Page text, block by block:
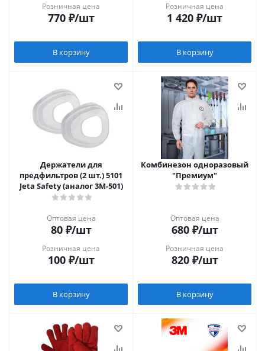
Розничная цена
770₽/шт
В корзину
Розничная цена
1 420 ₽/шт
В корзину
Держатели для
предфильтров (2 шт.) 5101
Jeta Safety (аналог 3М-501)
Оптовая цена
80₽/шт
Розничная цена
100₽/шт
В корзину
Комбинезон одноразовый
"Премиум"
Оптовая цена
680₽/шт
Розничная цена
820₽/шт
В корзину